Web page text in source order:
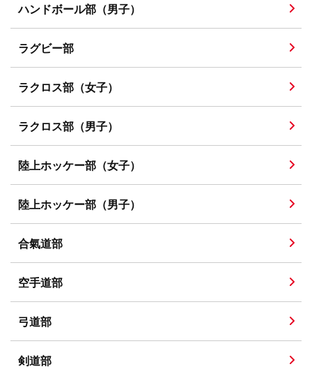
ハンドボール部（男子）
ラグビー部
ラクロス部（女子）
ラクロス部（男子）
陸上ホッケー部（女子）
陸上ホッケー部（男子）
合氣道部
空手道部
弓道部
剣道部